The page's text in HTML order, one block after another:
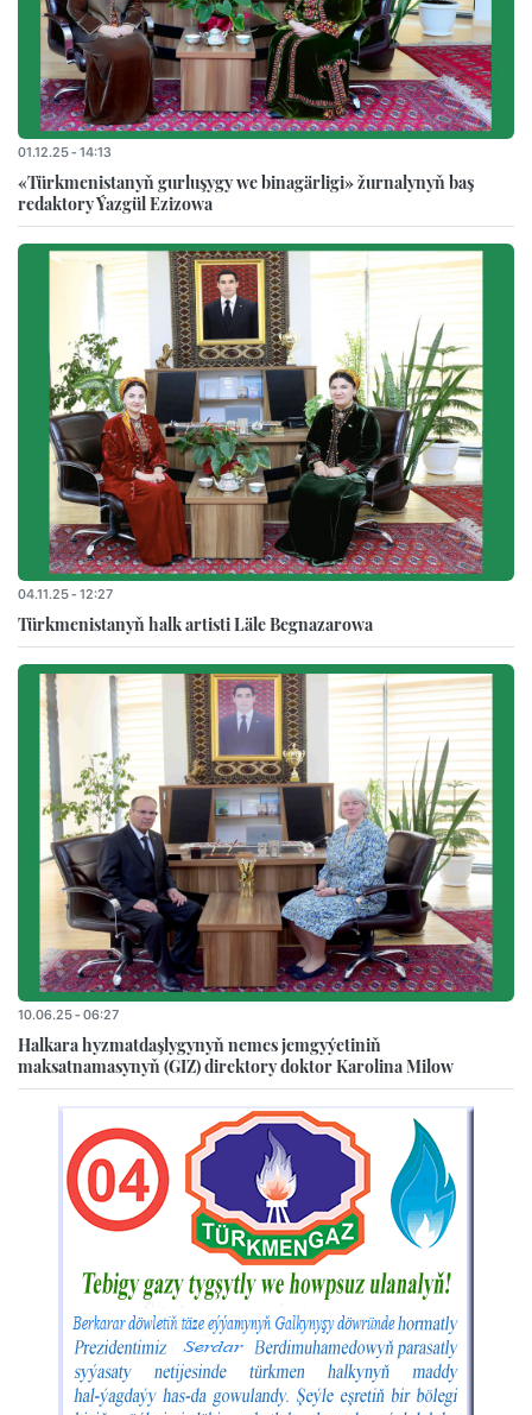
01.12.25 - 14:13
«Türkmenistanyň gurluşygy we binagärligi» žurnalynyň baş
redaktory Ýazgül Ezizowa
04.11.25 - 12:27
Türkmenistanyň halk artisti Läle Begnazarowa
10.06.25 - 06:27
Halkara hyzmatdaşlygynyň nemes jemgyýetiniň
maksatnamasynyň (GIZ) direktory doktor Karolina Milow